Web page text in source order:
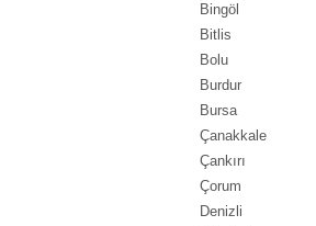
Bingöl
Bitlis
Bolu
Burdur
Bursa
Çanakkale
Çankırı
Çorum
Denizli